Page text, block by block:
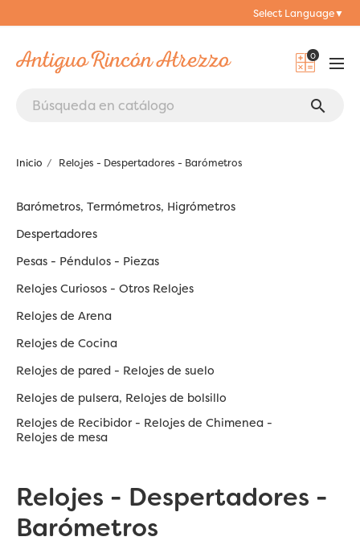
Select Language▼
0
search
Inicio Relojes - Despertadores - Barómetros
Barómetros, Termómetros, Higrómetros
Despertadores
Pesas - Péndulos - Piezas
Relojes Curiosos - Otros Relojes
Relojes de Arena
Relojes de Cocina
Relojes de pared - Relojes de suelo
Relojes de pulsera, Relojes de bolsillo
Relojes de Recibidor - Relojes de Chimenea -
Relojes de mesa
Relojes - Despertadores -
Barómetros